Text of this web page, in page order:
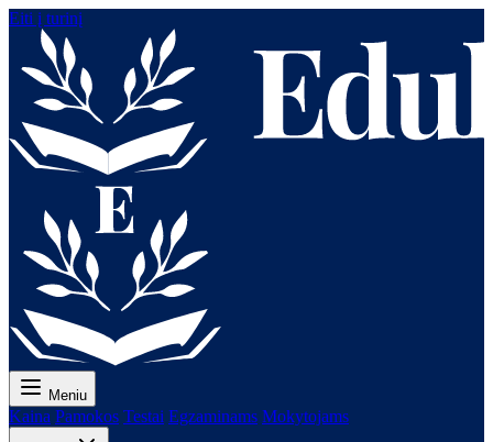
Eiti į turinį
Meniu
Kaina Pamokos Testai Egzaminams Mokytojams